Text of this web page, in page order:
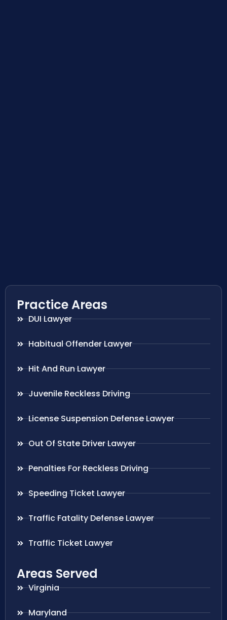
Practice Areas
DUI Lawyer
Habitual Offender Lawyer
Hit And Run Lawyer
Juvenile Reckless Driving
License Suspension Defense Lawyer
Out Of State Driver Lawyer
Penalties For Reckless Driving
Speeding Ticket Lawyer
Traffic Fatality Defense Lawyer
Traffic Ticket Lawyer
Areas Served
Virginia
Maryland